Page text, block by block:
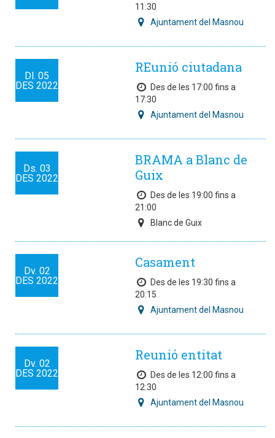
11:30
Ajuntament del Masnou
Dl. 05
DES 2022
REunió ciutadana
Des de les 17:00 fins a
17:30
Ajuntament del Masnou
Ds. 03
DES 2022
BRAMA a Blanc de
Guix
Des de les 19:00 fins a
21:00
Blanc de Guix
Dv. 02
DES 2022
Casament
Des de les 19:30 fins a
20:15
Ajuntament del Masnou
Dv. 02
DES 2022
Reunió entitat
Des de les 12:00 fins a
12:30
Ajuntament del Masnou